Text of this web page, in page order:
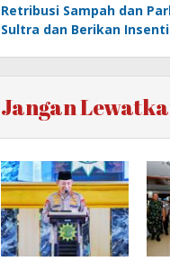
Retribusi Sampah dan
Sultra dan Berikan
Jangan